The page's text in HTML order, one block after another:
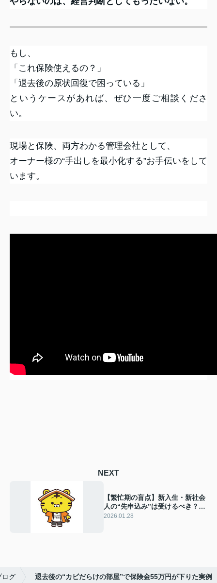
もし、
「これ保険使えるの？」
「退去後の原状回復で困っている」
というケースがあれば、ぜひ一度ご相談くださ
い。
現場と保険、両方わかる管理会社として、
オーナー様の“手出しを最小化する”お手伝いをして
います。
NEXT
【繁忙期の盲点】新入生・新社会
人の“先申込み”は受けるべき？キ
ャンセル対策3つ＋最強の一手
2026.01.28
ログ 退去後の“カビだらけの部屋”で保険金55万円が下りた実例